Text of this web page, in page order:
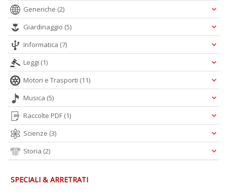
Generiche (2)
Giardinaggio (5)
Informatica (7)
Leggi (1)
Motori e Trasporti (11)
Musica (5)
Raccolte PDF (1)
Scienze (3)
Storia (2)
SPECIALI & ARRETRATI